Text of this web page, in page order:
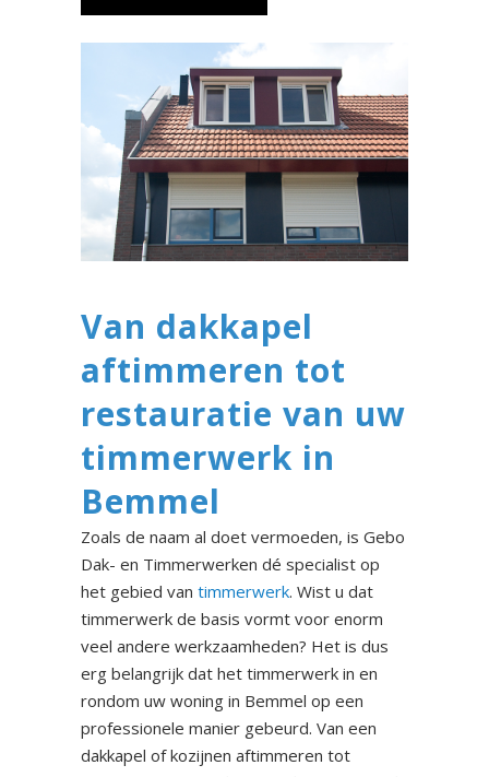
Van dakkapel
aftimmeren tot
restauratie van uw
timmerwerk in
Bemmel
Zoals de naam al doet vermoeden, is Gebo
Dak- en Timmerwerken dé specialist op
het gebied van timmerwerk. Wist u dat
timmerwerk de basis vormt voor enorm
veel andere werkzaamheden? Het is dus
erg belangrijk dat het timmerwerk in en
rondom uw woning in Bemmel op een
professionele manier gebeurd. Van een
dakkapel of kozijnen aftimmeren tot